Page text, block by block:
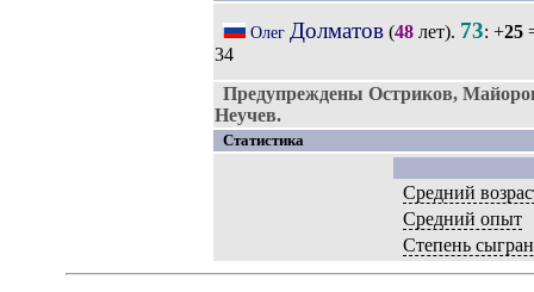
Олег Долматов(48лет). 73: +25
34
Предупреждены Остриков,
Неучев.
Статистика
Средний
Средний опыт
Степень